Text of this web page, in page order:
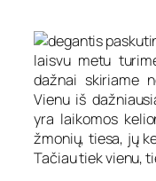
laisvu metu
dažnai skiriame
Vienu iš
yra laikomos
žmonių, tiesa, jų
Tačiau tiek vienu,